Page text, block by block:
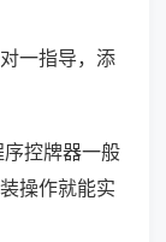
一指导，添
控牌器一般
操作就能实